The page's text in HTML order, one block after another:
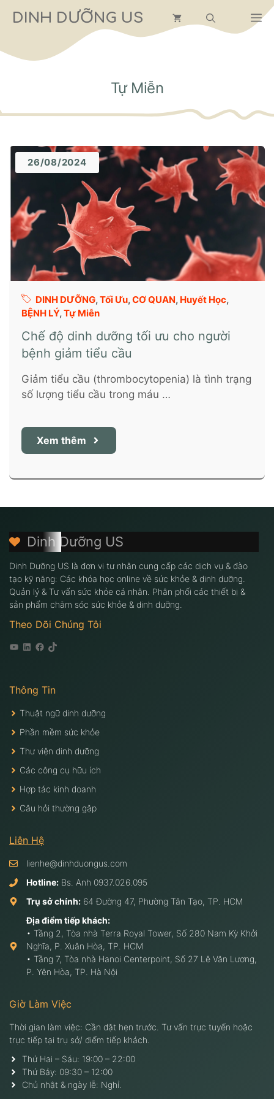
đến
dung
DINH DƯỠNG US
Tự Miễn
26/08/2024
DINH DƯỠNG,Tối Ưu,CƠ QUAN, Huyết Học,
BỆNH LÝ,Tự Miễn
Chế độ dinh dưỡng tối ưu cho người
bệnh giảm tiểu cầu
Giảm tiểu cầu (thrombocytopenia) là tình trạng
số lượng tiểu cầu trong máu …
Xem thêm
Dinh Dưỡng US
Dinh Dưỡng US là đơn vị tư nhân cung cấp các dịch vụ & đào
tạo kỹ năng: Các khóa học online về sức khỏe & dinh dưỡng.
Quản lý & Tư vấn sức khỏe cá nhân. Phân phối các thiết bị &
sản phẩm chăm sóc sức khỏe & dinh dưỡng.
Theo Dõi Chúng Tôi
Youtube
Linkedin
Facebook
Tiktok
Thông Tin
Thuật ngữ dinh dưỡng
Phần mềm sức khỏe
Thư viện dinh dưỡng
Các công cụ hữu ích
Hợp tác kinh doanh
Câu hỏi thường gặp
Liên Hệ
lienhe@dinhduongus.com
Hotline: Bs. Anh 0937.026.095
Trụ sở chính: 64 Đường 47, Phường Tân Tạo, TP. HCM
Địa điểm tiếp khách:
• Tầng 2, Tòa nhà Terra Royal Tower, Số 280 Nam Kỳ Khởi
Nghĩa, P. Xuân Hòa, TP. HCM
• Tầng 7, Tòa nhà Hanoi Centerpoint, Số 27 Lê Văn Lương,
P. Yên Hòa, TP. Hà Nội
Giờ Làm Việc
Thời gian làm việc: Cần đặt hẹn trước. Tư vấn trực tuyến hoặc
trực tiếp tại trụ sở/ điểm tiếp khách.
Thứ Hai – Sáu: 19:00 – 22:00
Thứ Bảy: 09:30 – 12:00
Chủ nhật & ngày lễ: Nghỉ.